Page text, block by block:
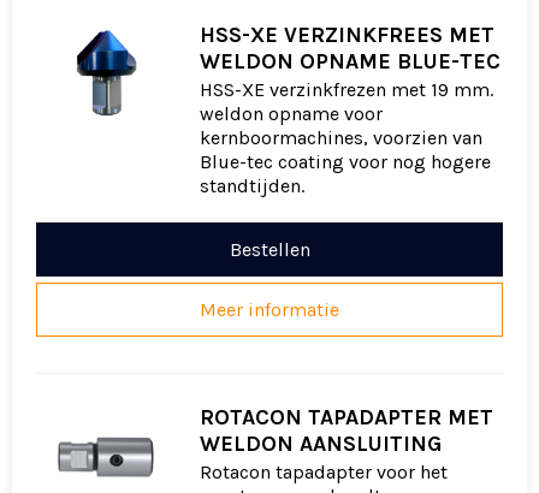
HSS-XE VERZINKFREES MET
WELDON OPNAME BLUE-TEC
HSS-XE verzinkfrezen met 19 mm.
weldon opname voor
kernboormachines, voorzien van
Blue-tec coating voor nog hogere
standtijden.
Bestellen
Meer informatie
ROTACON TAPADAPTER MET
WELDON AANSLUITING
Rotacon tapadapter voor het